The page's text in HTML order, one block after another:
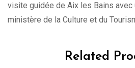
visite guidée de Aix les Bains avec
ministère de la Culture et du
Related